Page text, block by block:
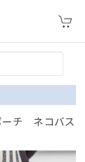
ーチ ネコバス